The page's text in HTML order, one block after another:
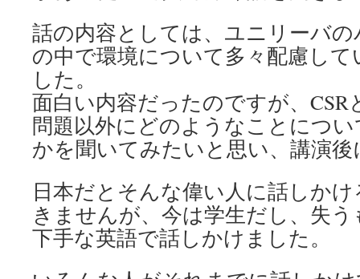
話の内容としては、ユニリーバ
の中で環境について多々配慮し
した。
面白い内容だったのですが、
問題以外にどのようなことにつ
かを聞いてみたいと思い、講演
日本だとそんな偉い人に話しか
きませんが、今は学生だし、失
下手な英語で話しかけました。